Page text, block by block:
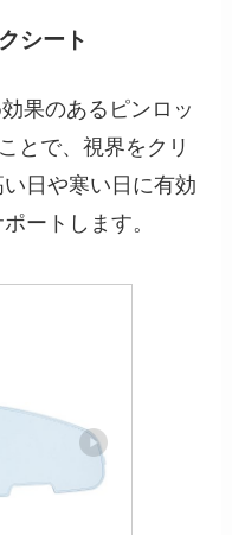
シート
果のあるピンロッ
とで、視界をクリ
日や寒い日に有効
ートします。